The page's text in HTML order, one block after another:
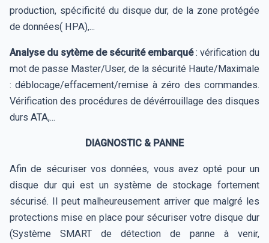
production, spécificité du disque dur, de la zone protégée
de données( HPA),...
Analyse du sytème de sécurité embarqué: vérification du
mot de passe Master/User, de la sécurité Haute/Maximale
: déblocage/effacement/remise à zéro des commandes.
Vérification des procédures de dévérrouillage des disques
durs ATA,...
DIAGNOSTIC & PANNE
Afin de sécuriser vos données, vous avez opté pour un
disque dur qui est un système de stockage fortement
sécurisé. Il peut malheureusement arriver que malgré les
protections mise en place pour sécuriser votre disque dur
(Système SMART de détection de panne à venir,